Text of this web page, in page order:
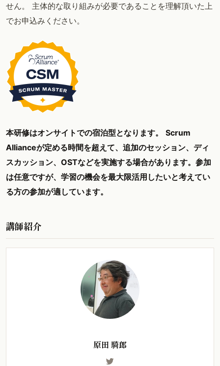
せん。 主体的な取り組みが必要であることを理解頂いた上
でお申込みください。
本研修はオンサイトでの宿泊型となります。
Scrum
Allianceが定める時間を超えて、追加のセッション、ディ
スカッション、OSTなどを実施する場合があります。参加
は任意ですが、学習の機会を最大限活用したいと考えてい
る方の参加が適しています。
講師紹介
原田 騎郎